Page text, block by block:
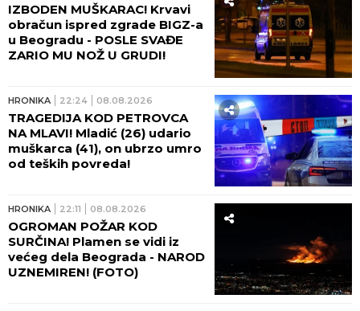
IZBODEN MUŠKARAC! Krvavi
obračun ispred zgrade BIGZ-a
u Beogradu - POSLE SVAĐE
ZARIO MU NOŽ U GRUDI!
HRONIKA 22:24 08.08.2026
TRAGEDIJA KOD PETROVCA
NA MLAVI! Mladić (26) udario
muškarca (41), on ubrzo umro
od teških povreda!
HRONIKA 22:11 08.08.2026
OGROMAN POŽAR KOD
SURČINA! Plamen se vidi iz
većeg dela Beograda - NAROD
UZNEMIREN! (FOTO)